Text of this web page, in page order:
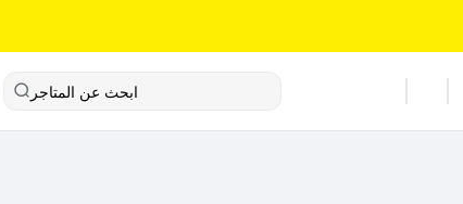
ابحث عن المتاجر